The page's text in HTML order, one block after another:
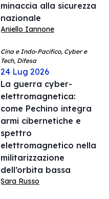
minaccia alla sicurezza
nazionale
Aniello Iannone
Cina e Indo-Pacifico, Cyber e
Tech, Difesa
24 Lug 2026
La guerra cyber-
elettromagnetica:
come Pechino integra
armi cibernetiche e
spettro
elettromagnetico nella
militarizzazione
dell’orbita bassa
Sara Russo